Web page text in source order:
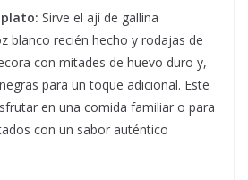
plato: Sirve el ají de gallina
blanco recién hecho y rodajas de
con mitades de huevo duro y,
para un toque adicional. Este
en una comida familiar o para
con un sabor auténtico